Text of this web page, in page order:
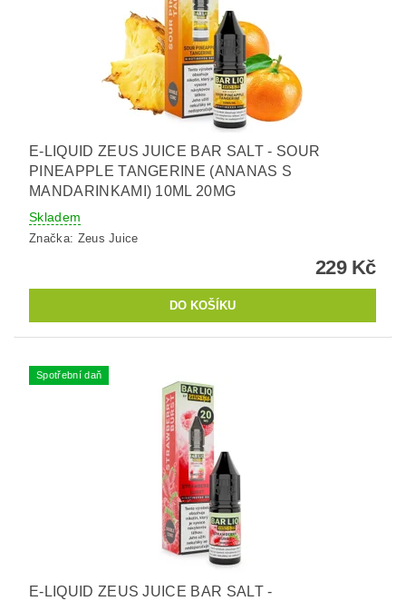
E-LIQUID ZEUS JUICE BAR SALT - SOUR
PINEAPPLE TANGERINE (ANANAS S
MANDARINKAMI) 10ML 20MG
Skladem
Značka: Zeus Juice
229 Kč
Spotřební daň
E-LIQUID ZEUS JUICE BAR SALT -